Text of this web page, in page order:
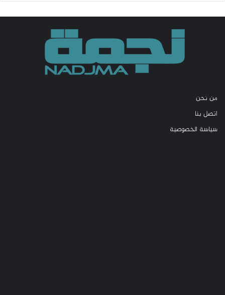
من نحن
اتصل بنا
سياسة الخصوصية